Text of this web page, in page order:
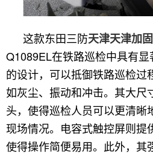
这款东田三防天津天津加
Q1089EL在铁路巡检中具有
的设计，可以抵御铁路巡检过
如灰尘、振动和冲击。其大尺
头，使得巡检人员可以更清晰
现场情况。电容式触控屏则提
使得操作简便易用。此外，其